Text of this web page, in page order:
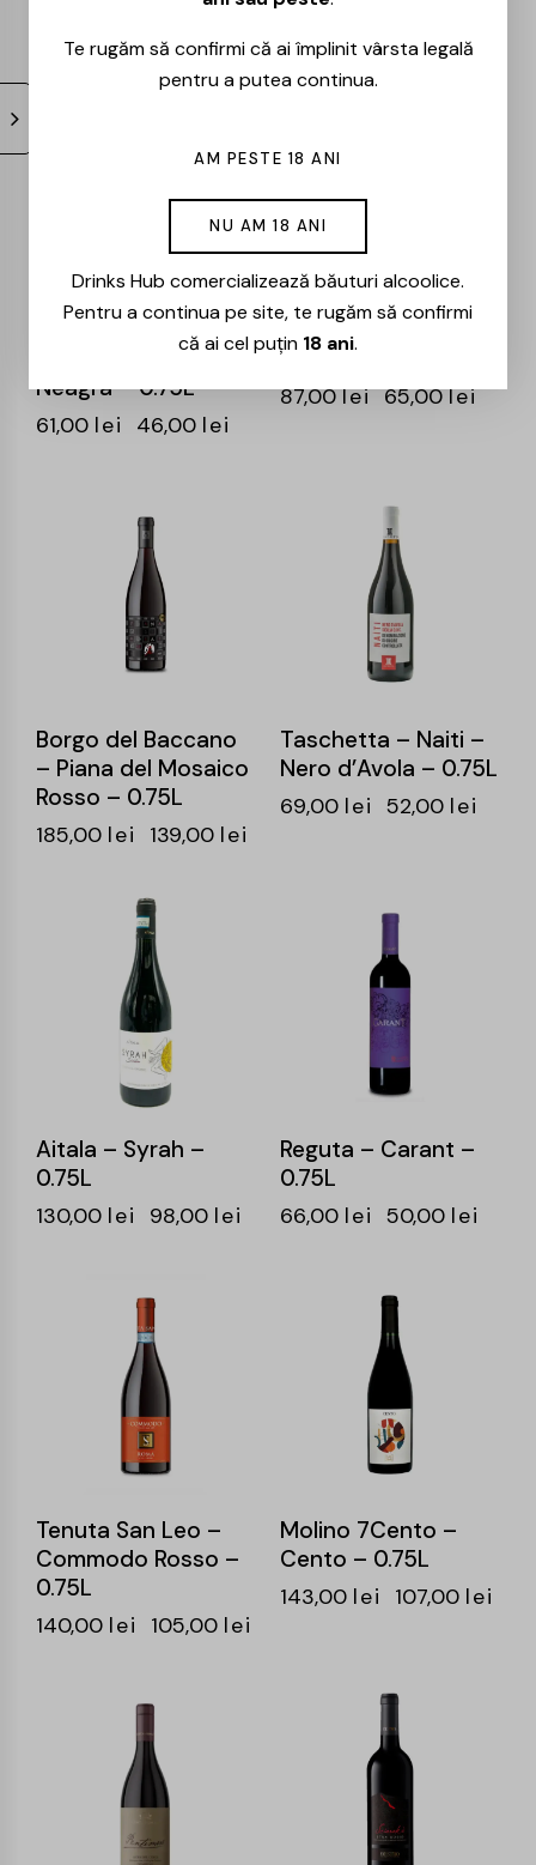
Domeniul Aristitei –
Vizionar – Feteasca
Neagra – 0.75L
61,00 lei 46,00 lei
Villa Carrisi –
Nostalgia – 0.75L
87,00lei 65,00lei
Borgo del Baccano
– Piana del Mosaico
Rosso – 0.75L
185,00 lei 139,00 lei
Taschetta – Naiti –
Nero d’Avola – 0.75L
69,00 lei 52,00 lei
Aitala – Syrah –
0.75L
130,00 lei 98,00 lei
Reguta – Carant –
0.75L
66,00 lei 50,00 lei
Tenuta San Leo –
Commodo Rosso –
0.75L
140,00 lei 105,00 lei
Molino 7Cento –
Cento – 0.75L
143,00 lei 107,00 lei
Te rugăm să confirmi că ai împlinit vârsta legală
pentru a putea continua.
AM PESTE 18 ANI
NU AM 18 ANI
Drinks Hub comercializează băuturi alcoolice.
Pentru a continua pe site, te rugăm să confirmi
că ai cel puțin 18 ani.